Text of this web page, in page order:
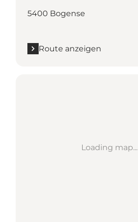
5400 Bogense
Route anzeigen
Loading map...